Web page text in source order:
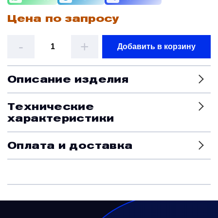
Цена по запросу
- + Добавить в корзину
Описание изделия
Технические
характеристики
Оплата и доставка
Датчики
Краны и клапаны
Монтажные рамы